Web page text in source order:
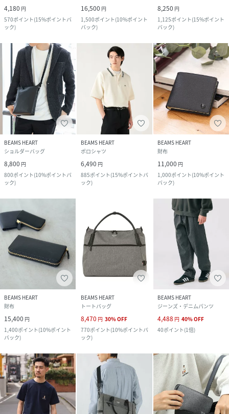
4,180 円
570ポイント(15%ポイントバ
ック)
16,500 円
1,500ポイント(10%ポイント
バック)
8,250 円
1,125ポイント(15%ポイント
バック)
BEAMS HEART
ショルダーバッグ
8,800 円
800ポイント(10%ポイントバ
ック)
BEAMS HEART
ポロシャツ
6,490 円
885ポイント(15%ポイントバ
ック)
BEAMS HEART
財布
11,000 円
1,000ポイント(10%ポイント
バック)
BEAMS HEART
財布
15,400 円
1,400ポイント(10%ポイント
バック)
BEAMS HEART
トートバッグ
8,470 円 30%OFF
770ポイント(10%ポイントバ
ック)
BEAMS HEART
ジーンズ・デニムパンツ
4,488 円 40%OFF
40ポイント(1倍)